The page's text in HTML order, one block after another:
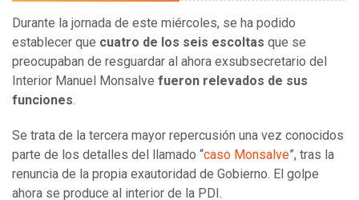
Durante la jornada de este miércoles, se ha podido
establecer que cuatro de los seis escoltas que se
preocupaban de resguardar al ahora exsubsecretario del
Interior Manuel Monsalve fueron relevados de sus
funciones.
Se trata de la tercera mayor repercusión una vez conocidos
parte de los detalles del llamado “caso Monsalve”, tras la
renuncia de la propia exautoridad de Gobierno. El golpe
ahora se produce al interior de la PDI.